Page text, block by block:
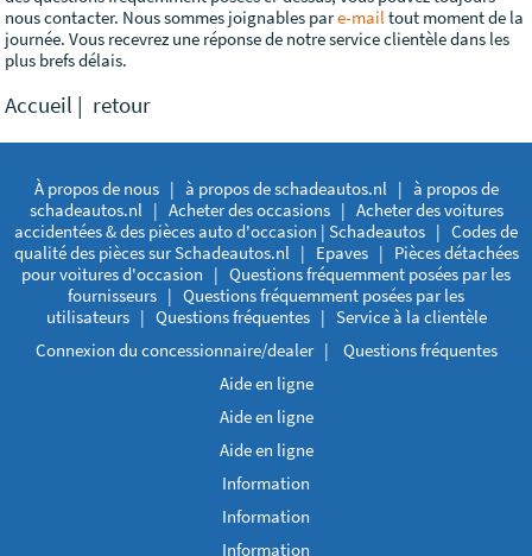
nous contacter. Nous sommes joignables pare-mailtout moment de la
journée. Vous recevrez une réponse de notre service clientèle dans les
plus brefs délais.
Accueil | retour
À propos de nous| à propos de schadeautos.nl| à propos de
schadeautos.nl| Acheter des occasions| Acheter des voitures
accidentées & des pièces auto d'occasion | Schadeautos | Codes de
qualité des pièces sur Schadeautos.nl| Epaves| Pièces détachées
pour voitures d'occasion | Questions fréquemment posées par les
fournisseurs | Questions fréquemment posées par les
utilisateurs| Questions fréquentes| Service à la clientèle
Connexion du concessionnaire/dealer| Questions fréquentes
Aide en ligne
Aide en ligne
Aide en ligne
Information
Information
Information